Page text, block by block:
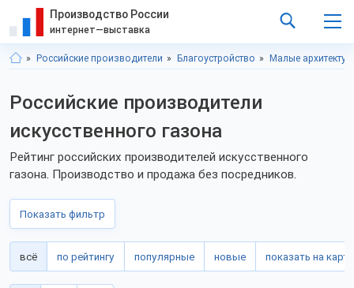
Производство России
интернет—выставка
Российские производители Благоустройство Малые
Российские производители
искусственного газона
Рейтинг российских производителей искусственного
газона. Производство и продажа без посредников.
Показать фильтр
всё по рейтингу популярные новые показать на карте